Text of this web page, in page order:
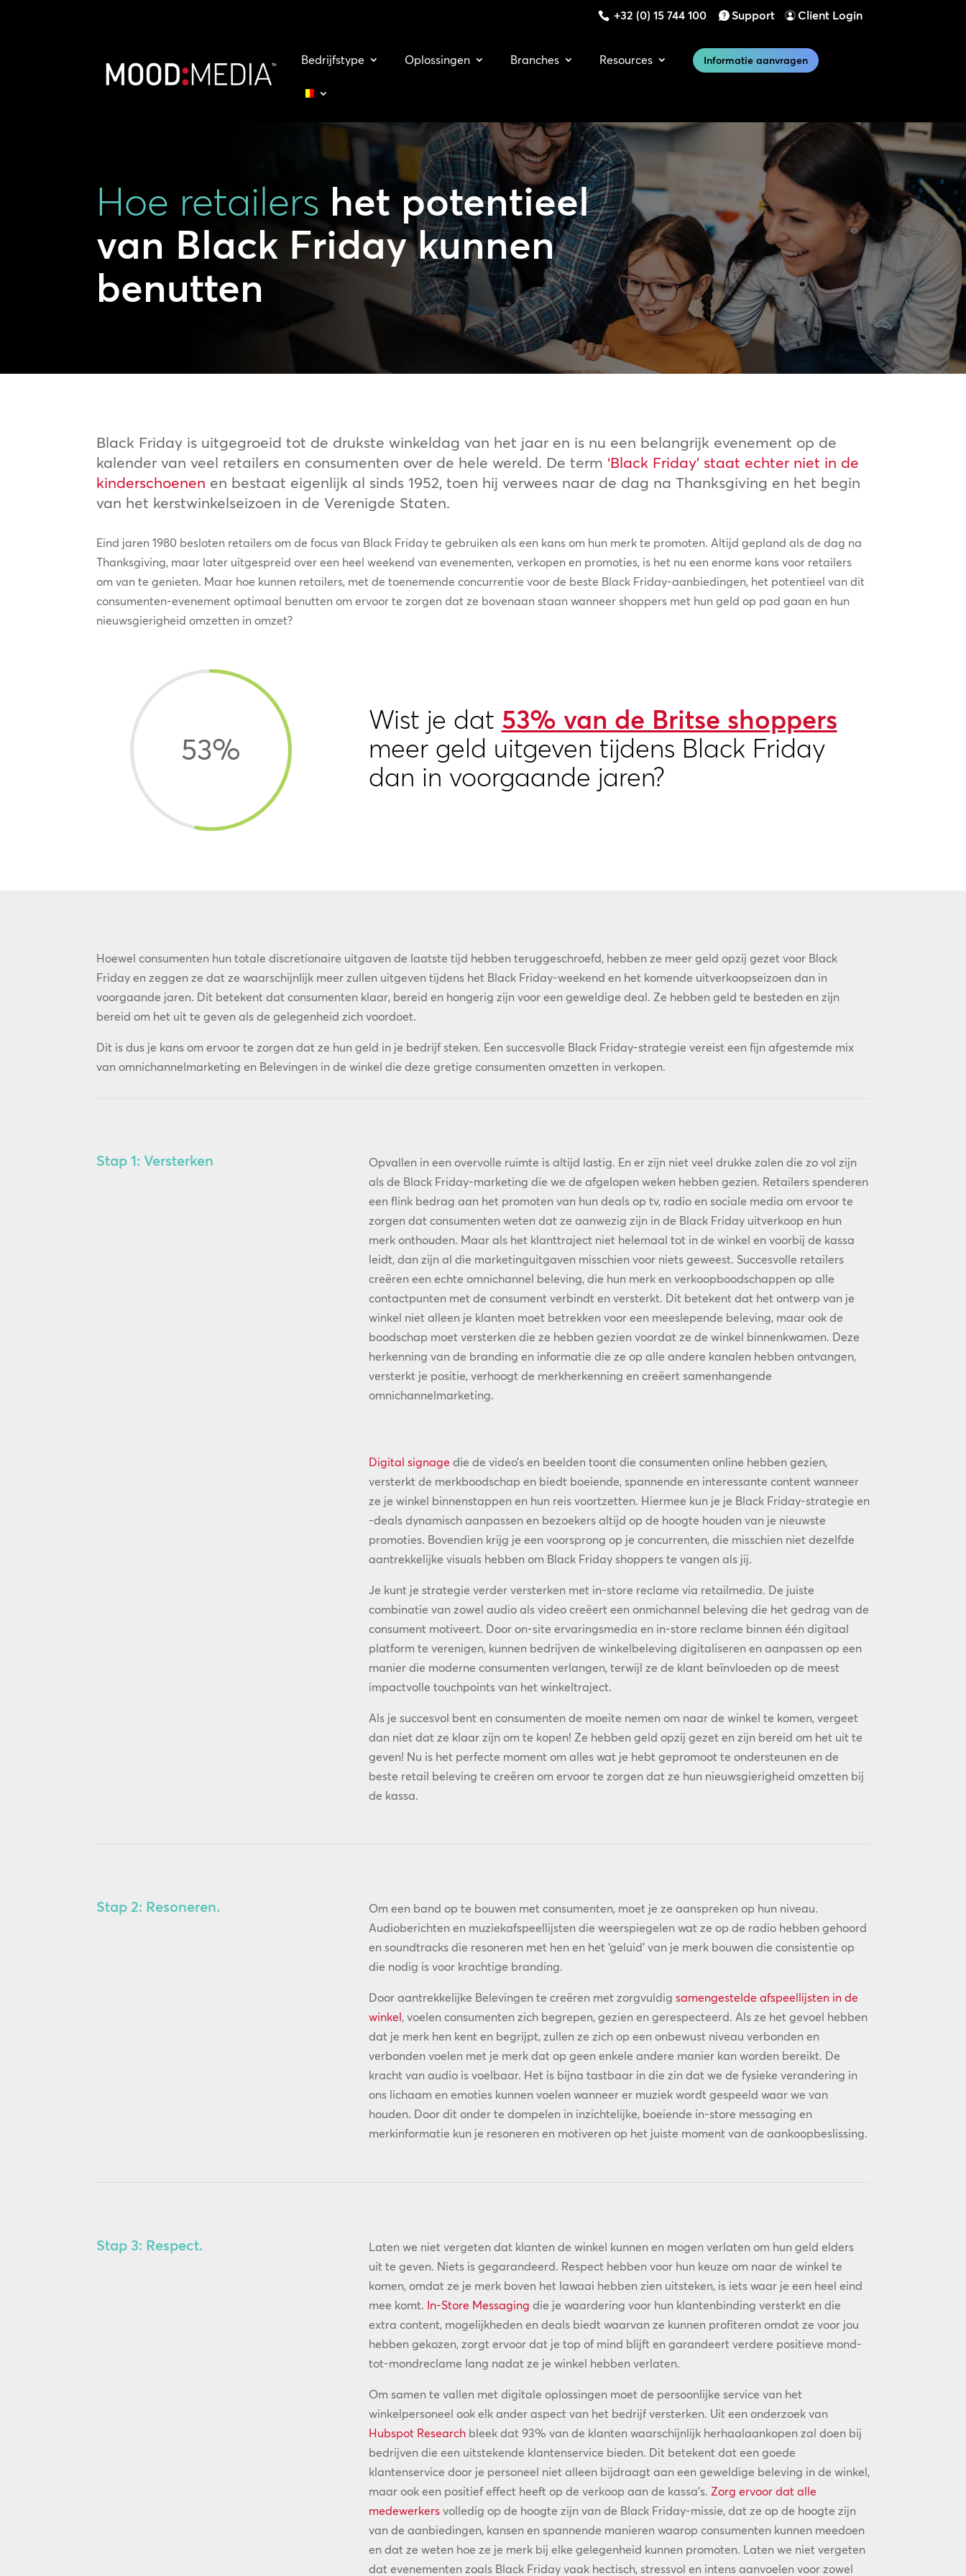
+32 (0) 15 744 100 Support Client Login
Bedrijfstype Oplossingen Branches Resources Informatie aanvragen
Hoe retailers het potentieel
van Black Friday kunnen
benutten
Black Friday is uitgegroeid tot de drukste winkeldag van het jaar en is nu een belangrijk evenement op de
kalender van veel retailers en consumenten over de hele wereld. De term ‘Black Friday’ staat echter niet in de
kinderschoenen en bestaat eigenlijk al sinds 1952, toen hij verwees naar de dag na Thanksgiving en het begin
van het kerstwinkelseizoen in de Verenigde Staten.
Eind jaren 1980 besloten retailers om de focus van Black Friday te gebruiken als een kans om hun merk te promoten. Altijd gepland als de dag na
Thanksgiving, maar later uitgespreid over een heel weekend van evenementen, verkopen en promoties, is het nu een enorme kans voor retailers
om van te genieten. Maar hoe kunnen retailers, met de toenemende concurrentie voor de beste Black Friday-aanbiedingen, het potentieel van dit
consumenten-evenement optimaal benutten om ervoor te zorgen dat ze bovenaan staan wanneer shoppers met hun geld op pad gaan en hun
nieuwsgierigheid omzetten in omzet?
53%
Wist je dat 53% van de Britse shoppers
meer geld uitgeven tijdens Black Friday
dan in voorgaande jaren?
Hoewel consumenten hun totale discretionaire uitgaven de laatste tijd hebben teruggeschroefd, hebben ze meer geld opzij gezet voor Black
Friday en zeggen ze dat ze waarschijnlijk meer zullen uitgeven tijdens het Black Friday-weekend en het komende uitverkoopseizoen dan in
voorgaande jaren. Dit betekent dat consumenten klaar, bereid en hongerig zijn voor een geweldige deal. Ze hebben geld te besteden en zijn
bereid om het uit te geven als de gelegenheid zich voordoet.
Dit is dus je kans om ervoor te zorgen dat ze hun geld in je bedrijf steken. Een succesvolle Black Friday-strategie vereist een fijn afgestemde mix
van omnichannelmarketing en Belevingen in de winkel die deze gretige consumenten omzetten in verkopen.
Stap 1: Versterken
Opvallen in een overvolle ruimte is altijd lastig. En er zijn niet veel drukke zalen die zo vol zijn
als de Black Friday-marketing die we de afgelopen weken hebben gezien. Retailers spenderen
een flink bedrag aan het promoten van hun deals op tv, radio en sociale media om ervoor te
zorgen dat consumenten weten dat ze aanwezig zijn in de Black Friday uitverkoop en hun
merk onthouden. Maar als het klanttraject niet helemaal tot in de winkel en voorbij de kassa
leidt, dan zijn al die marketinguitgaven misschien voor niets geweest. Succesvolle retailers
creëren een echte omnichannel beleving, die hun merk en verkoopboodschappen op alle
contactpunten met de consument verbindt en versterkt. Dit betekent dat het ontwerp van je
winkel niet alleen je klanten moet betrekken voor een meeslepende beleving, maar ook de
boodschap moet versterken die ze hebben gezien voordat ze de winkel binnenkwamen. Deze
herkenning van de branding en informatie die ze op alle andere kanalen hebben ontvangen,
versterkt je positie, verhoogt de merkherkenning en creëert samenhangende
omnichannelmarketing.
Digital signage die de video’s en beelden toont die consumenten online hebben gezien,
versterkt de merkboodschap en biedt boeiende, spannende en interessante content wanneer
ze je winkel binnenstappen en hun reis voortzetten. Hiermee kun je je Black Friday-strategie en
-deals dynamisch aanpassen en bezoekers altijd op de hoogte houden van je nieuwste
promoties. Bovendien krijg je een voorsprong op je concurrenten, die misschien niet dezelfde
aantrekkelijke visuals hebben om Black Friday shoppers te vangen als jij.
Je kunt je strategie verder versterken met in-store reclame via retailmedia. De juiste
combinatie van zowel audio als video creëert een onmichannel beleving die het gedrag van de
consument motiveert. Door on-site ervaringsmedia en in-store reclame binnen één digitaal
platform te verenigen, kunnen bedrijven de winkelbeleving digitaliseren en aanpassen op een
manier die moderne consumenten verlangen, terwijl ze de klant beïnvloeden op de meest
impactvolle touchpoints van het winkeltraject.
Als je succesvol bent en consumenten de moeite nemen om naar de winkel te komen, vergeet
dan niet dat ze klaar zijn om te kopen! Ze hebben geld opzij gezet en zijn bereid om het uit te
geven! Nu is het perfecte moment om alles wat je hebt gepromoot te ondersteunen en de
beste retail beleving te creëren om ervoor te zorgen dat ze hun nieuwsgierigheid omzetten bij
de kassa.
Stap 2: Resoneren.
Om een band op te bouwen met consumenten, moet je ze aanspreken op hun niveau.
Audioberichten en muziekafspeellijsten die weerspiegelen wat ze op de radio hebben gehoord
en soundtracks die resoneren met hen en het ‘geluid’ van je merk bouwen die consistentie op
die nodig is voor krachtige branding.
Door aantrekkelijke Belevingen te creëren met zorgvuldig samengestelde afspeellijsten in de
winkel, voelen consumenten zich begrepen, gezien en gerespecteerd. Als ze het gevoel hebben
dat je merk hen kent en begrijpt, zullen ze zich op een onbewust niveau verbonden en
verbonden voelen met je merk dat op geen enkele andere manier kan worden bereikt. De
kracht van audio is voelbaar. Het is bijna tastbaar in die zin dat we de fysieke verandering in
ons lichaam en emoties kunnen voelen wanneer er muziek wordt gespeeld waar we van
houden. Door dit onder te dompelen in inzichtelijke, boeiende in-store messaging en
merkinformatie kun je resoneren en motiveren op het juiste moment van de aankoopbeslissing.
Stap 3: Respect.
Laten we niet vergeten dat klanten de winkel kunnen en mogen verlaten om hun geld elders
uit te geven. Niets is gegarandeerd. Respect hebben voor hun keuze om naar de winkel te
komen, omdat ze je merk boven het lawaai hebben zien uitsteken, is iets waar je een heel eind
mee komt. In-Store Messaging die je waardering voor hun klantenbinding versterkt en die
extra content, mogelijkheden en deals biedt waarvan ze kunnen profiteren omdat ze voor jou
hebben gekozen, zorgt ervoor dat je top of mind blijft en garandeert verdere positieve mond-
tot-mondreclame lang nadat ze je winkel hebben verlaten.
Om samen te vallen met digitale oplossingen moet de persoonlijke service van het
winkelpersoneel ook elk ander aspect van het bedrijf versterken. Uit een onderzoek van
Hubspot Researchbleek dat 93% van de klanten waarschijnlijk herhaalaankopen zal doen bij
bedrijven die een uitstekende klantenservice bieden. Dit betekent dat een goede
klantenservice door je personeel niet alleen bijdraagt aan een geweldige beleving in de winkel,
maar ook een positief effect heeft op de verkoop aan de kassa’s. Zorg ervoor dat alle
medewerkersvolledig op de hoogte zijn van de Black Friday-missie, dat ze op de hoogte zijn
van de aanbiedingen, kansen en spannende manieren waarop consumenten kunnen meedoen
en dat ze weten hoe ze je merk bij elke gelegenheid kunnen promoten. Laten we niet vergeten
dat evenementen zoals Black Friday vaak hectisch, stressvol en intens aanvoelen voor zowel